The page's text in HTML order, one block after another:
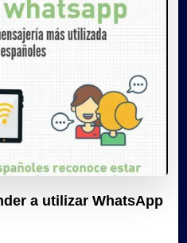
a utilizar WhatsApp